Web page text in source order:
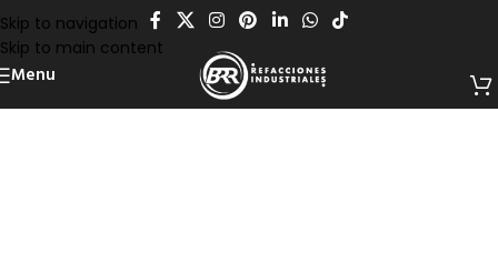
Skip to navigation
Skip to main content
Menu